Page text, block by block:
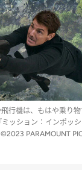
飛行機は、もはや乗り
ッション：インポッ
PARAMOUNT